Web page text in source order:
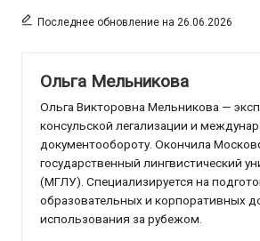
Последнее обновление на 26.06.2026
Ольга Мельникова
Ольга Викторовна Мельникова —
консульской легализации и
документообороту. Окончила
государственный лингвистический
(МГЛУ). Специализируется на
образовательных и корпоративных
использования за рубежом.